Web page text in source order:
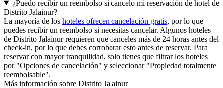
¿Puedo recibir un reembolso si cancelo mi reservación de hotel de
Distrito Jalainur?
La mayoría de los hoteles ofrecen cancelación gratis, por lo que
puedes recibir un reembolso si necesitas cancelar. Algunos hoteles
de Distrito Jalainur requieren que canceles más de 24 horas antes del
check-in, por lo que debes corroborar esto antes de reservar. Para
reservar con mayor tranquilidad, solo tienes que filtrar los hoteles
por "Opciones de cancelación" y seleccionar "Propiedad totalmente
reembolsable".
Más información sobre Distrito Jalainur